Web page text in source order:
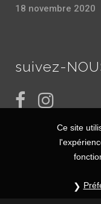
18 novembre 2020
suivez-
Ce site